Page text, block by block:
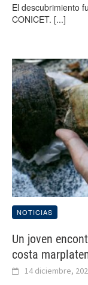
El descubrimiento
CONICET. [...]
NOTICIAS
Un joven
costa
14 diciembre,